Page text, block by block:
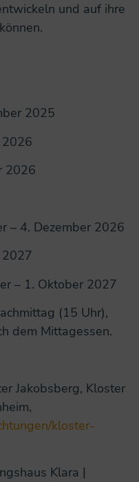
und auf ihre
2025
4. Dezember 2026
1. Oktober 2027
(15 Uhr),
dem Mittagessen.
Jakobsberg, Kloster
kloster-
Klara |